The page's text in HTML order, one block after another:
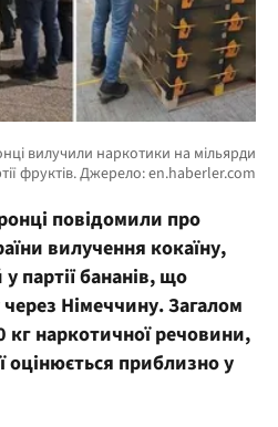
повідомили про
вилучення кокаїну,
партії бананів, що
Німеччину. Загалом
кг наркотичної речовини,
оцінюється приблизно у